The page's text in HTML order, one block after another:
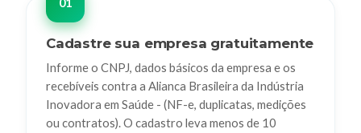
Cadastre sua empresa gratuitamente
Informe o CNPJ, dados básicos da empresa e os
recebíveis contra a Alianca Brasileira da Indústria
Inovadora em Saúde - (NF-e, duplicatas, medições
ou contratos). O cadastro leva menos de 10